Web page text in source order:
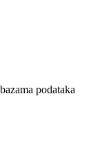
podataka